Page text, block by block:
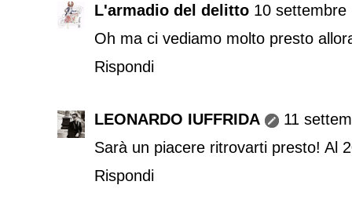
L'armadio del delitto 10 settembre
Oh ma ci vediamo molto presto
Rispondi
LEONARDO IUFFRIDA
11
Sarà un piacere ritrovarti presto! Al
Rispondi